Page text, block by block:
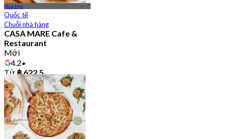
Hua Hin
Quốc tế
Chuỗi nhà hàng
CASA MARE Cafe &
Restaurant
Mới
4.2
Từ฿ 622.5